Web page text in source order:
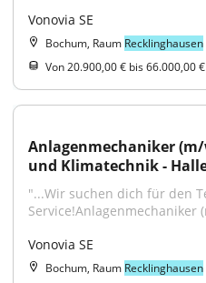
Vonovia SE
Bochum, Raum Recklinghausen
Von 20.900,00 € bis 66.000,00 €
Anlagenmechaniker
und Klimatechnik -
"...Wir suchen dich für den
Service!Anlagenmechaniker
Vonovia SE
Bochum, Raum Recklinghausen